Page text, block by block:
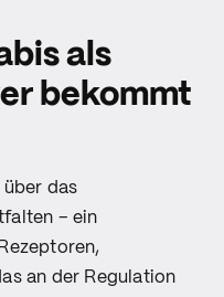
als
bekommt
über das
– ein
an der Regulation